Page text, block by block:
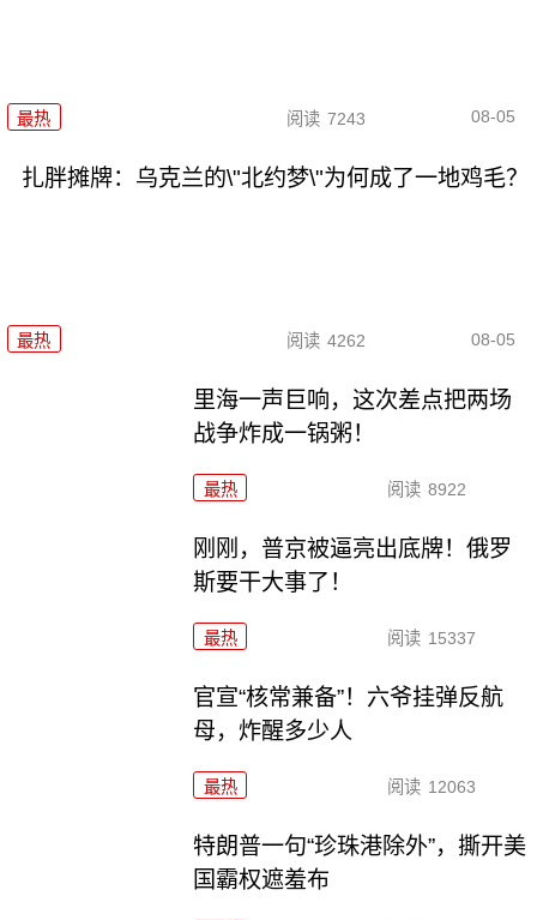
最热 阅读 7243 08-05
扎胖摊牌：乌克兰的\"北约梦\"为何成了一地鸡毛？
最热 阅读 4262 08-05
里海一声巨响，这次差点把两场
战争炸成一锅粥！
最热 阅读 8922
刚刚，普京被逼亮出底牌！俄罗
斯要干大事了！
最热 阅读 15337
官宣“核常兼备”！六爷挂弹反航
母，炸醒多少人
最热 阅读 12063
特朗普一句“珍珠港除外”，撕开美
国霸权遮羞布